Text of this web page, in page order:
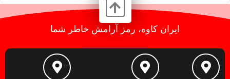
ایران کاوه، رمز آرامش خاطر شما